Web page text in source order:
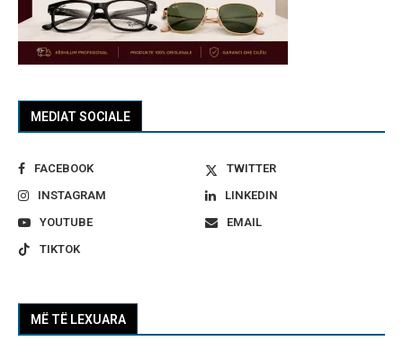
MEDIAT SOCIALE
FACEBOOK
TWITTER
INSTAGRAM
LINKEDIN
YOUTUBE
EMAIL
TIKTOK
MË TË LEXUARA